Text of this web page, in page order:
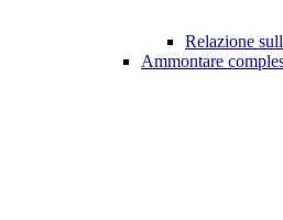
Relazione
Ammontare